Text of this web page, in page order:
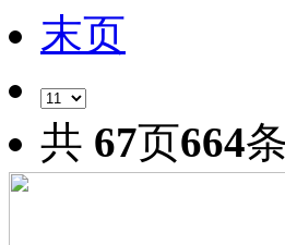
末页
共 67页664条